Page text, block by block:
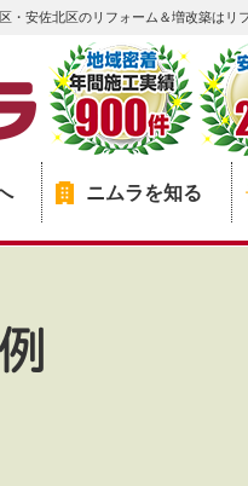
・安佐北区のリフォーム＆増改築はリ
ニムラを知る